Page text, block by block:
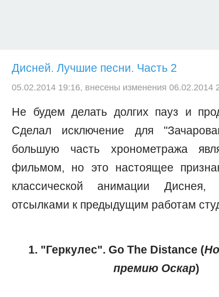
Дисней. Лучшие песни. Часть 2
05.02.2014 19:16, внесены изменения 06.02.2014
Не будем делать долгих пауз и
Сделал исключение для
большую часть хронометража
фильмом, но это настоящее
классической анимации Диснея,
отсылками к предыдущим работам
1. "Геркулес". Go The Distance (
премию Оскар)